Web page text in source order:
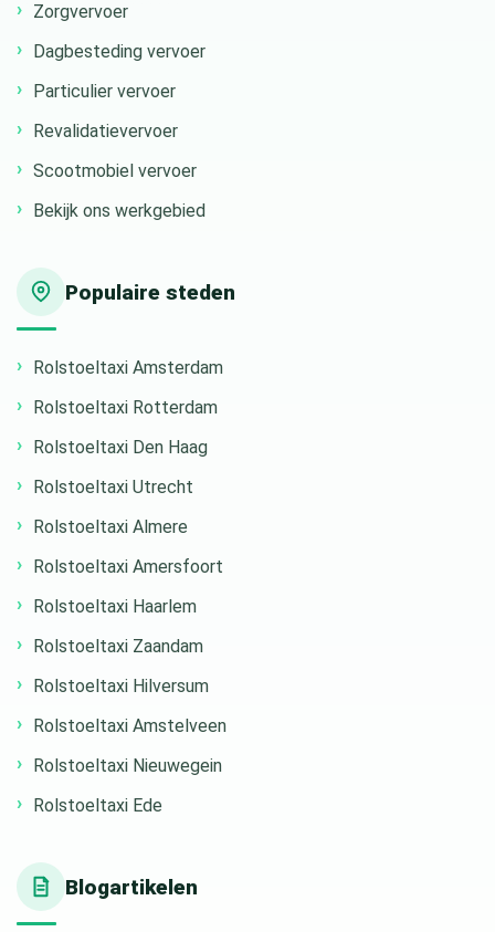
Zorgvervoer
Dagbesteding vervoer
Particulier vervoer
Revalidatievervoer
Scootmobiel vervoer
Bekijk ons werkgebied
Populaire steden
Rolstoeltaxi Amsterdam
Rolstoeltaxi Rotterdam
Rolstoeltaxi Den Haag
Rolstoeltaxi Utrecht
Rolstoeltaxi Almere
Rolstoeltaxi Amersfoort
Rolstoeltaxi Haarlem
Rolstoeltaxi Zaandam
Rolstoeltaxi Hilversum
Rolstoeltaxi Amstelveen
Rolstoeltaxi Nieuwegein
Rolstoeltaxi Ede
Blogartikelen